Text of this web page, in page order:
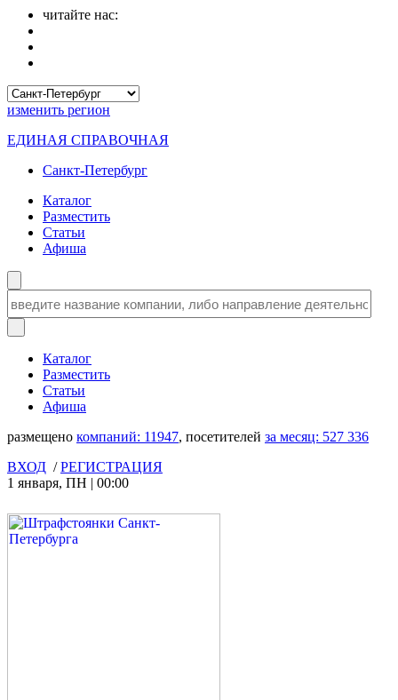
читайте нас:
изменить регион
ЕДИНАЯ СПРАВОЧНАЯ
Санкт-Петербург
Каталог
Разместить
Статьи
Афиша
Каталог
Разместить
Статьи
Афиша
размещено компаний: 11947, посетителей за месяц: 527 336
ВХОД /РЕГИСТРАЦИЯ
1 января, ПН | 00:00